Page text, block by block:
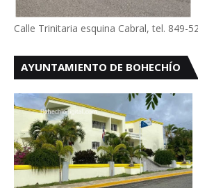
Calle Trinitaria esquina Cabral, tel. 849-
AYUNTAMIENTO DE BOHECHÍO